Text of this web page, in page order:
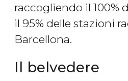
raccogliendo il 100%
il 95% delle stazioni
Barcellona.
Il belvedere